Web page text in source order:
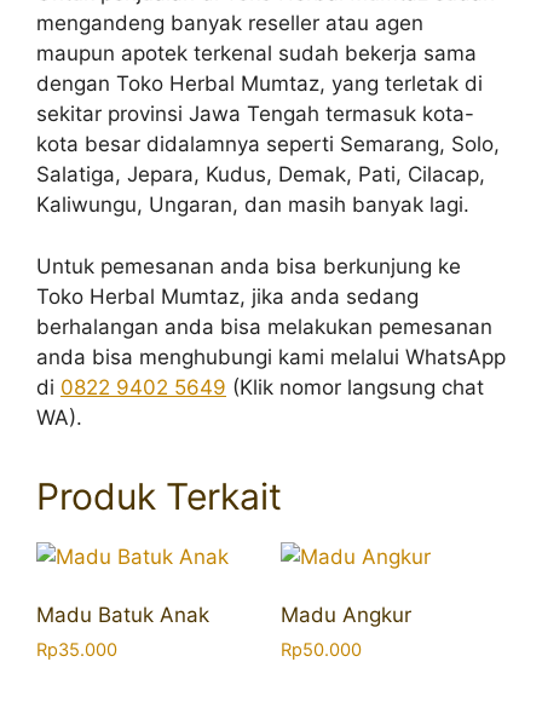
mengandeng banyak reseller atau agen
maupun apotek terkenal sudah bekerja sama
dengan Toko Herbal Mumtaz, yang terletak di
sekitar provinsi Jawa Tengah termasuk kota-
kota besar didalamnya seperti Semarang, Solo,
Salatiga, Jepara, Kudus, Demak, Pati, Cilacap,
Kaliwungu, Ungaran, dan masih banyak lagi.
Untuk pemesanan anda bisa berkunjung ke
Toko Herbal Mumtaz, jika anda sedang
berhalangan anda bisa melakukan pemesanan
anda bisa menghubungi kami melalui WhatsApp
di 0822 9402 5649 (Klik nomor langsung chat
WA).
Produk Terkait
Madu Batuk Anak
Rp35.000
Madu Angkur
Rp50.000